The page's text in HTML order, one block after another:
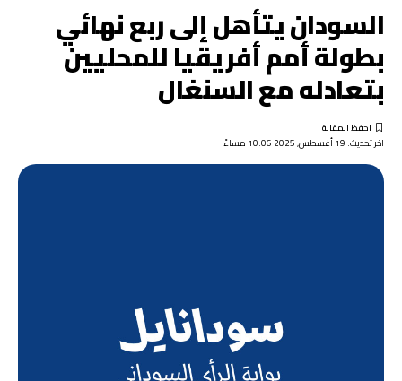
السودان يتأهل إلى ربع نهائي
بطولة أمم أفريقيا للمحليين
بتعادله مع السنغال
اخر تحديث: 19 أغسطس, 2025 10:06 مساءً